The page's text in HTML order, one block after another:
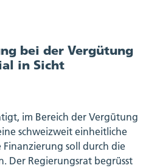
bei der Vergütung
in Sicht
im Bereich der Vergütung
schweizweit einheitliche
Finanzierung soll durch die
Der Regierungsrat begrüsst